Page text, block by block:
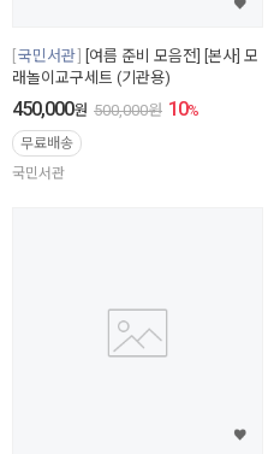
국민서관
[여름 준비 모음전] [본사] 모
래놀이교구세트 (기관용)
450,000원 500,000원 10%
무료배송
국민서관